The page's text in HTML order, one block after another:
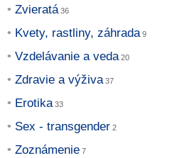
Zvieratá
Kvety, rastliny, záhrada
Vzdelávanie a veda
Zdravie a výživa
Erotika
Sex - transgender
Zoznámenie